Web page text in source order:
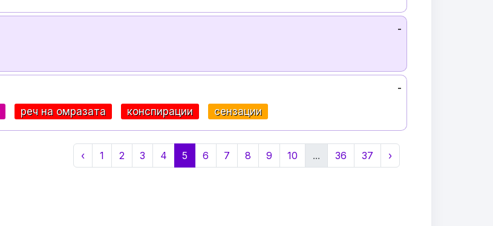
-
реч на омразата конспирации сензации
-
‹ 1 2 3 4 5 6 7 8 9 10 ... 36 37 ›